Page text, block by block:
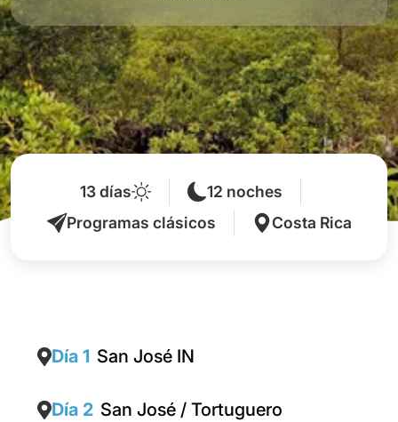
13 días
12 noches
Programas clásicos
Costa Rica
Día 1 San José IN
Día 2 San José / Tortuguero